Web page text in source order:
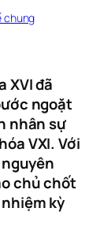
chung
XVI đã
ngoặt
nhân sự
VXI. Với
chủ chốt
kỳ